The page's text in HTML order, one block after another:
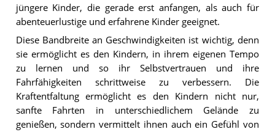
jüngere Kinder, die gerade erst anfangen, als auch für
abenteuerlustige und erfahrene Kinder geeignet.
Diese Bandbreite an Geschwindigkeiten ist wichtig, denn
sie ermöglicht es den Kindern, in ihrem eigenen Tempo
zu lernen und so ihr Selbstvertrauen und ihre
Fahrfähigkeiten schrittweise zu verbessern. Die
Kraftentfaltung ermöglicht es den Kindern nicht nur,
sanfte Fahrten in unterschiedlichem Gelände zu
genießen, sondern vermittelt ihnen auch ein Gefühl von